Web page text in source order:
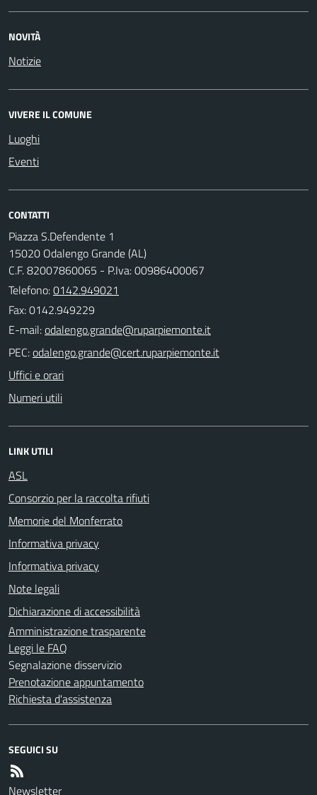
NOVITÀ
Notizie
VIVERE IL COMUNE
Luoghi
Eventi
CONTATTI
Piazza S.Defendente 1
15020 Odalengo Grande (AL)
C.F. 82007860065 - P.Iva: 00986400067
Telefono:0142.949021
Fax: 0142.949229
E-mail:
PEC:
Uffici e orari
Numeri utili
LINK UTILI
ASL
Consorzio per la raccolta rifiuti
Memorie del Monferrato
Informativa privacy
Informativa privacy
Note legali
Dichiarazione di accessibilità
Amministrazione trasparente
Leggi le FAQ
Segnalazione disservizio
Prenotazione appuntamento
Richiesta d'assistenza
SEGUICI SU
Newsletter